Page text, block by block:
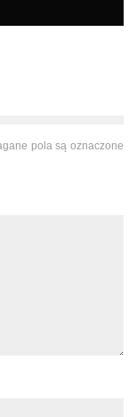
pola są oznaczone